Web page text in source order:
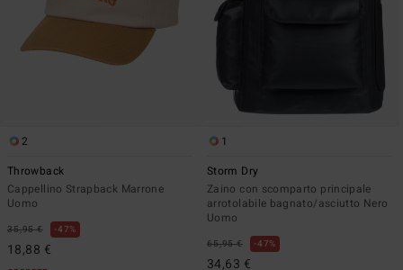
2
Throwback
Cappellino Strapback Marrone
Uomo
35,95 € 47%
18,88 €
1
Storm Dry
Zaino con scomparto principale
arrotolabile bagnato/asciutto Nero
Uomo
65,95 € 47%
34,63 €